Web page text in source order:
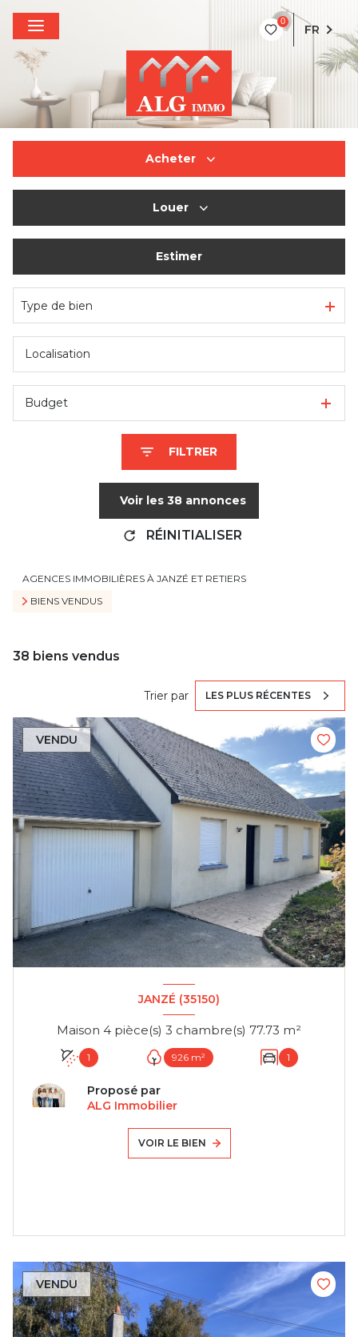
0
FR
Acheter
Louer
De l'immo pro
Estimer
Type de bien
Budget
FILTRER
Voir les 38 annonces
RÉINITIALISER
AGENCES IMMOBILIÈRES À JANZÉ ET RETIERS
BIENS VENDUS
38 biens vendus
Trier par LES PLUS RÉCENTES
VENDU
JANZÉ (35150)
Maison 4 pièce(s) 3 chambre(s) 77.73 m²
1 926 m² 1
Proposé par
ALG Immobilier
VOIR LE BIEN
VENDU